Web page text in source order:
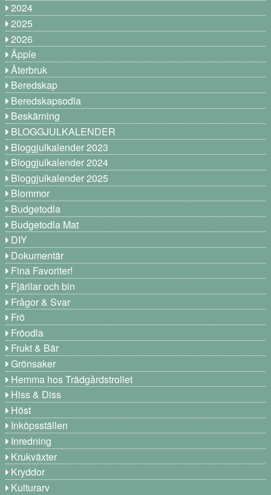
2024
2025
2026
Äpple
Återbruk
Beredskap
Beredskapsodla
Beskärning
BLOGGJULKALENDER
Bloggjulkalender 2023
Bloggjulkalender 2024
Bloggjulkalender 2025
Blommor
Budgetodla
Budgetodla Mat
DIY
Dokumentär
Fina Favoriter!
Fjärilar och bin
Frågor & Svar
Frö
Fröodla
Frukt & Bär
Grönsaker
Hemma hos Trädgårdstrollet
Hiss & Diss
Höst
Inköpsställen
Inredning
Krukväxter
Kryddor
Kulturarv